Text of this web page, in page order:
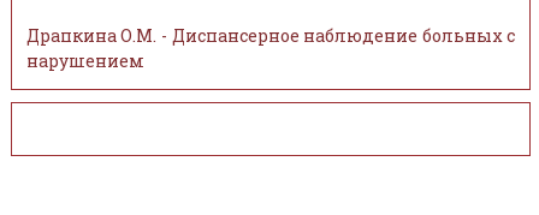
Драпкина О.М. - Диспансерное наблюдение больных с
нарушением